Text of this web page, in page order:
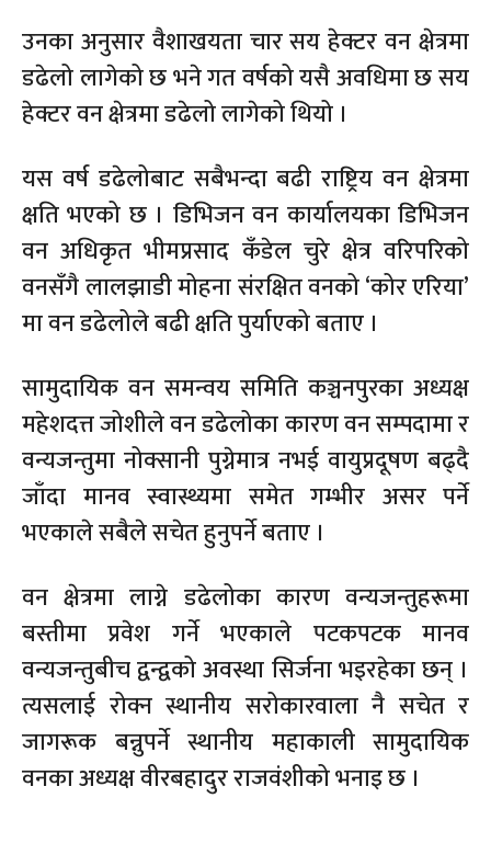
उनका अनुसार वैशाखयता चार सय हेक्टर वन क्षेत्रमा
डढेलो लागेको छ भने गत वर्षको यसै अवधिमा छ सय
हेक्टर वन क्षेत्रमा डढेलो लागेको थियो ।
यस वर्ष डढेलोबाट सबैभन्दा बढी राष्ट्रिय वन क्षेत्रमा
क्षति भएको छ । डिभिजन वन कार्यालयका डिभिजन
वन अधिकृत भीमप्रसाद कँडेल चुरे क्षेत्र वरिपरिको
वनसँगै लालझाडी मोहना संरक्षित वनको ‘कोर एरिया’
मा वन डढेलोले बढी क्षति पुर्याएको बताए ।
सामुदायिक वन समन्वय समिति कञ्चनपुरका अध्यक्ष
महेशदत्त जोशीले वन डढेलोका कारण वन सम्पदामा र
वन्यजन्तुमा नोक्सानी पुग्नेमात्र नभई वायुप्रदूषण बढ्दै
जाँदा मानव स्वास्थ्यमा समेत गम्भीर असर पर्ने
भएकाले सबैले सचेत हुनुपर्ने बताए ।
वन क्षेत्रमा लाग्ने डढेलोका कारण वन्यजन्तुहरूमा
बस्तीमा प्रवेश गर्ने भएकाले पटकपटक मानव
वन्यजन्तुबीच द्वन्द्वको अवस्था सिर्जना भइरहेका छन् ।
त्यसलाई रोक्न स्थानीय सरोकारवाला नै सचेत र
जागरूक बन्नुपर्ने स्थानीय महाकाली सामुदायिक
वनका अध्यक्ष वीरबहादुर राजवंशीको भनाइ छ ।